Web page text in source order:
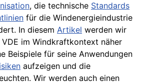
, die technische Standards
für die Windenergieindustrie
In diesem Artikel werden wir
im Windkraftkontext näher
Beispiele für seine Anwendungen
aufzeigen und die
Wir werden auch einen